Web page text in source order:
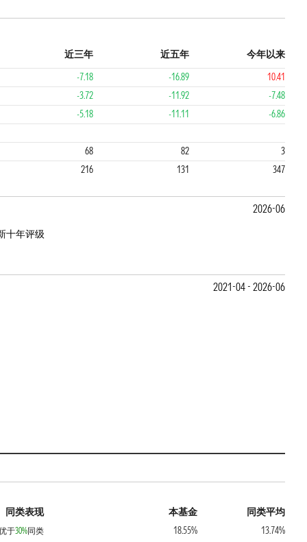
近三年 近五年
今年以来
-7.18 -16.89
10.41
-3.72 -11.92
-7.48
-5.18 -11.11
-6.86
4 1
68 82
3
216 131 347
2026-06
十年评级
2021-04 - 2026-06
同类表现 本基金
同类平均
于30%同类 18.55%
13.74%